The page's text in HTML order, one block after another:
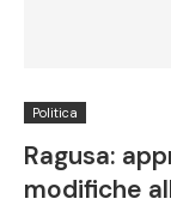
Politica
Ragusa:
modifiche